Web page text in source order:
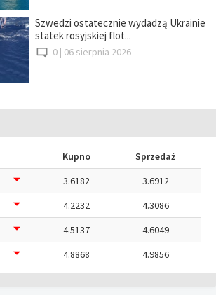
Szwedzi ostatecznie wydadzą Ukrainie
statek rosyjskiej flot...
0 | 06 sierpnia 2026
Kupno
Sprzedaż
3.6182
3.6912
4.2232
4.3086
4.5137
4.6049
4.8868 4.9856